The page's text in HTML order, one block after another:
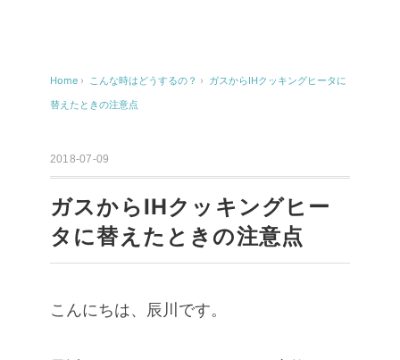
Home › こんな時はどうするの？ › ガスからIHクッキングヒータに
替えたときの注意点
2018-07-09
ガスからIHクッキングヒー
タに替えたときの注意点
こんにちは、辰川です。